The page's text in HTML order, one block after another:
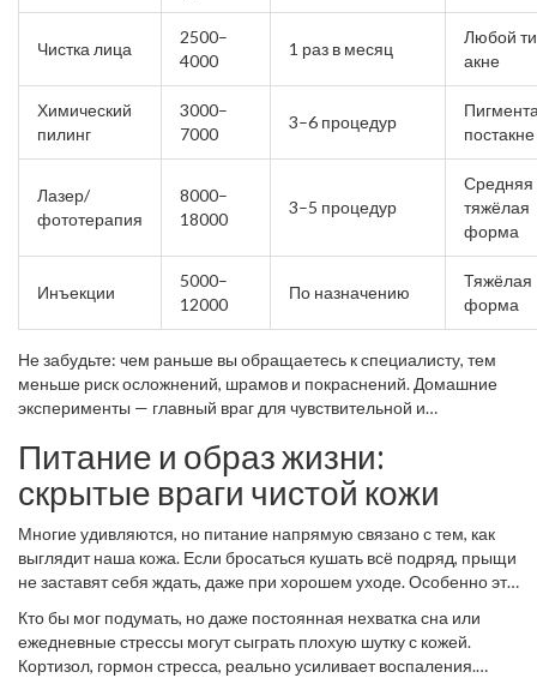
Чистка лица
2500–
4000
1 раз в месяц
Любой
акне
Химический
пилинг
3000–
7000
3–6 процедур
постакне
Лазер/
фототерапия
8000–
18000
3–5 процедур
Средняя
тяжёлая
форма
Инъекции
5000–
12000
По назначению
Тяжёлая
форма
Не забудьте: чем раньше вы обращаетесь к специалисту, тем
меньше риск осложнений, шрамов и покраснений. Домашние
эксперименты — главный враг для чувствительной и
никак не сдаётся.
Питание и образ жизни:
скрытые враги чистой кожи
Многие удивляются, но питание напрямую связано с тем, как
выглядит наша кожа. Если бросаться кушать всё подряд, прыщи
не заставят себя ждать, даже при хорошем уходе. Особенно это
продукты-провокаторы — сахар, молочные изделия, фастфуд и
продукты с большим содержанием жира или трансжиров. Да,
шоколад тоже тут фигурирует, особенно если это дешёвый
Кто бы мог подумать, но даже постоянная нехватка сна или
ежедневные стрессы могут сыграть плохую шутку с кожей.
Кортизол, гормон стресса, реально усиливает воспаления.